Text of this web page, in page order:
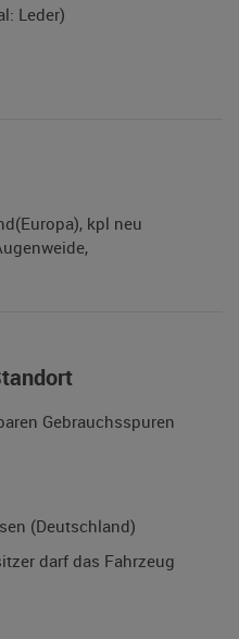
Leder)
kpl neu
Gebrauchsspuren
(Deutschland)
darf das Fahrzeug